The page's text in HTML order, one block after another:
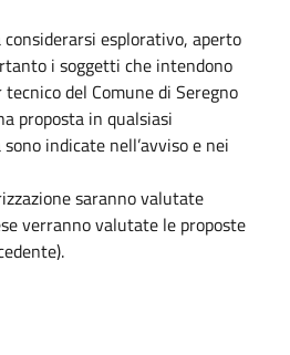
esplorativo, aperto
i soggetti che intendono
del Comune di Seregno
proposta in qualsiasi
indicate nell’avviso e nei
saranno valutate
verranno valutate le proposte